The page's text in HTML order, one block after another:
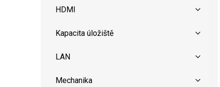
HDMI
Kapacita úložiště
LAN
Mechanika